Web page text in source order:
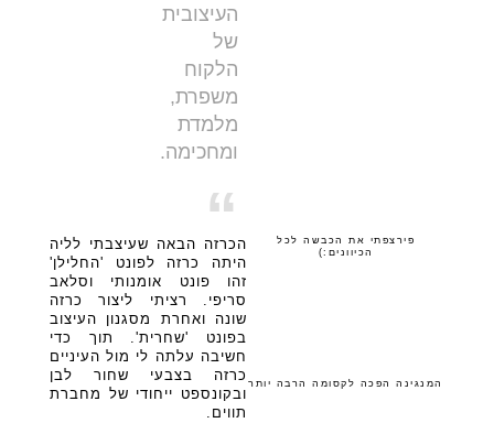
העיצובית
של
הלקוח
משפרת,
מלמדת
ומחכימה.
“
פירצפתי את הכבשה לכל
הכיוונים:)
המנגינה הפכה לקסומה הרבה יותר
הכרזה הבאה שעיצבתי לליה
היתה כרזה לפונט 'החלילן'
זהו פונט אומנותי וסלאב
סריפי. רציתי ליצור כרזה
שונה ואחרת מסגנון העיצוב
בפונט 'שחרית'. תוך כדי
חשיבה עלתה לי מול העיניים
כרזה בצבעי שחור לבן
ובקונספט ייחודי של מחברת
תווים.